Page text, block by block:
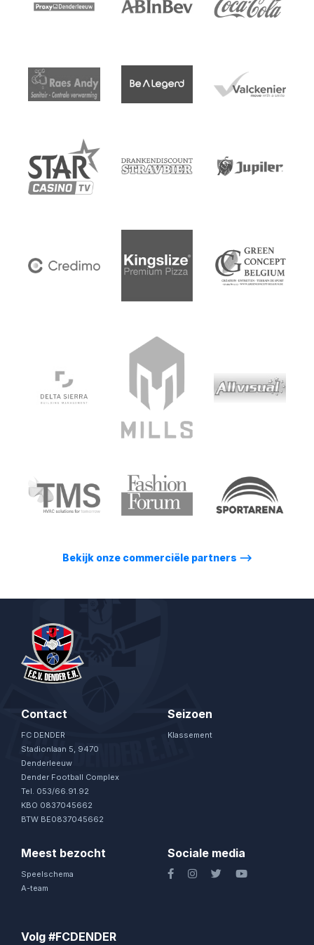
Bekijk onze commerciële partners ⟶
Contact
FC DENDER
Stadionlaan 5, 9470
Denderleeuw
Dender Football Complex
Tel. 053/66.91.92
KBO 0837045662
BTW BE0837045662
Seizoen
Klassement
Meest bezocht
Speelschema
A-team
Sociale media
Volg #FCDENDER